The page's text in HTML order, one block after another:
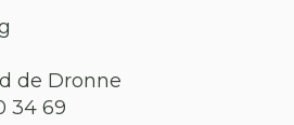
de Dronne
34 69